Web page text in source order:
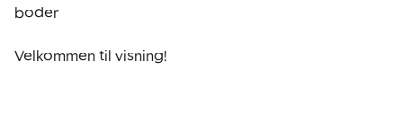
boder
Velkommen til visning!